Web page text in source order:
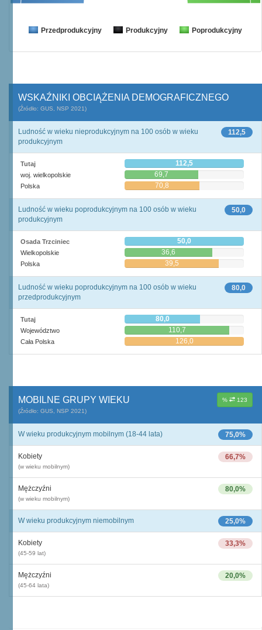
Przedprodukcyjny Produkcyjny Poprodukcyjny
WSKAŹNIKI OBCIĄŻENIA DEMOGRAFICZNEGO
(Źródło: GUS, NSP 2021)
112,5
Ludność w wieku nieprodukcyjnym na 100 osób w wieku
produkcyjnym
Tutaj 112,5
woj. wielkopolskie 69,7
Polska 70,8
50,0
Ludność w wieku poprodukcyjnym na 100 osób w wieku
produkcyjnym
Osada Trzciniec 50,0
Wielkopolskie 36,6
Polska 39,5
80,0
Ludność w wieku poprodukcyjnym na 100 osób w wieku
przedprodukcyjnym
Tutaj 80,0
Województwo 110,7
Cała Polska 126,0
% 123
MOBILNE GRUPY WIEKU
(Źródło: GUS, NSP 2021)
75,0%
W wieku produkcyjnym mobilnym (18-44 lata)
66,7%
Kobiety
(w wieku mobilnym)
80,0%
Mężczyźni
(w wieku mobilnym)
25,0%
W wieku produkcyjnym niemobilnym
33,3%
Kobiety
(45-59 lat)
20,0%
Mężczyźni
(45-64 lata)